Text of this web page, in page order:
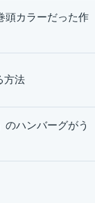
頭カラーだった作
方法
ハンバーグがう